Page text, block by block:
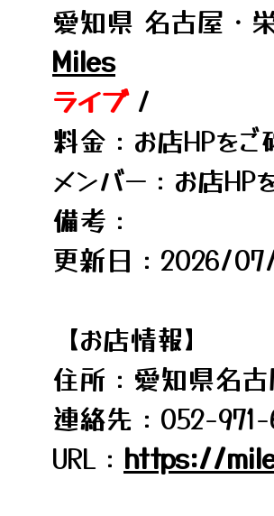
愛知県 名古屋・
Miles
ライブ/
料金：お店HPをご
メンバー：お店HP
備考：
更新日：2026/
【お店情報】
住所：愛知県名
連絡先：052-
URL： https://